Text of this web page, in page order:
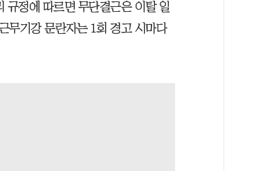
규정에 따르면 무단결근은 이탈 일
무기강 문란자는 1회 경고 시마다